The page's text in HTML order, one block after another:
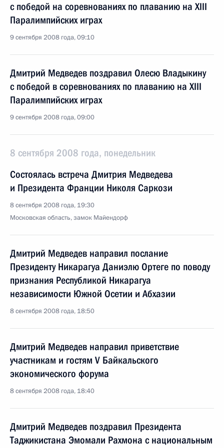
с победой на соревнованиях по плаванию на XIII
Паралимпийских играх
9 сентября 2008 года, 09:10
Дмитрий Медведев поздравил Олесю Владыкину
с победой в соревнованиях по плаванию на XIII
Паралимпийских играх
9 сентября 2008 года, 09:00
8 сентября 2008 года, понедельник
Состоялась встреча Дмитрия Медведева
и Президента Франции Николя Саркози
8 сентября 2008 года, 19:30
Московская область, замок Майендорф
Дмитрий Медведев направил послание
Президенту Никарагуа Даниэлю Ортеге по поводу
признания Республикой Никарагуа
независимости Южной Осетии и Абхазии
8 сентября 2008 года, 18:50
Дмитрий Медведев направил приветствие
участникам и гостям V Байкальского
экономического форума
8 сентября 2008 года, 18:40
Дмитрий Медведев поздравил Президента
Таджикистана Эмомали Рахмона с национальным